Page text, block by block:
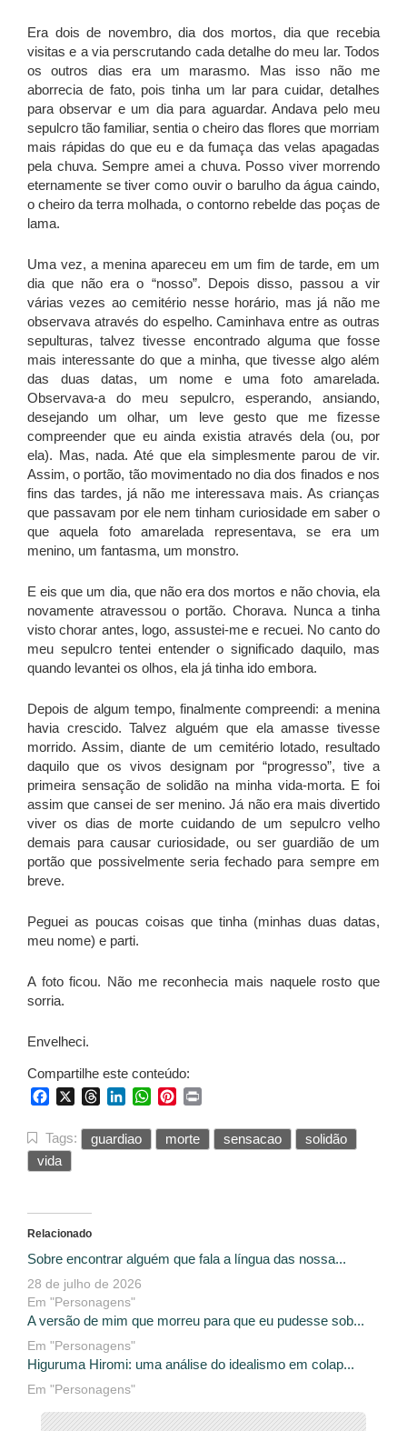
Era dois de novembro, dia dos mortos, dia que recebia
visitas e a via perscrutando cada detalhe do meu lar. Todos
os outros dias era um marasmo. Mas isso não me
aborrecia de fato, pois tinha um lar para cuidar, detalhes
para observar e um dia para aguardar. Andava pelo meu
sepulcro tão familiar, sentia o cheiro das flores que morriam
mais rápidas do que eu e da fumaça das velas apagadas
pela chuva. Sempre amei a chuva. Posso viver morrendo
eternamente se tiver como ouvir o barulho da água caindo,
o cheiro da terra molhada, o contorno rebelde das poças de
lama.
Uma vez, a menina apareceu em um fim de tarde, em um
dia que não era o “nosso”. Depois disso, passou a vir
várias vezes ao cemitério nesse horário, mas já não me
observava através do espelho. Caminhava entre as outras
sepulturas, talvez tivesse encontrado alguma que fosse
mais interessante do que a minha, que tivesse algo além
das duas datas, um nome e uma foto amarelada.
Observava-a do meu sepulcro, esperando, ansiando,
desejando um olhar, um leve gesto que me fizesse
compreender que eu ainda existia através dela (ou, por
ela). Mas, nada. Até que ela simplesmente parou de vir.
Assim, o portão, tão movimentado no dia dos finados e nos
fins das tardes, já não me interessava mais. As crianças
que passavam por ele nem tinham curiosidade em saber o
que aquela foto amarelada representava, se era um
menino, um fantasma, um monstro.
E eis que um dia, que não era dos mortos e não chovia, ela
novamente atravessou o portão. Chorava. Nunca a tinha
visto chorar antes, logo, assustei-me e recuei. No canto do
meu sepulcro tentei entender o significado daquilo, mas
quando levantei os olhos, ela já tinha ido embora.
Depois de algum tempo, finalmente compreendi: a menina
havia crescido. Talvez alguém que ela amasse tivesse
morrido. Assim, diante de um cemitério lotado, resultado
daquilo que os vivos designam por “progresso”, tive a
primeira sensação de solidão na minha vida-morta. E foi
assim que cansei de ser menino. Já não era mais divertido
viver os dias de morte cuidando de um sepulcro velho
demais para causar curiosidade, ou ser guardião de um
portão que possivelmente seria fechado para sempre em
breve.
Peguei as poucas coisas que tinha (minhas duas datas,
meu nome) e parti.
A foto ficou. Não me reconhecia mais naquele rosto que
sorria.
Envelheci.
Compartilhe este conteúdo:
FacebookThreadsLinkedInWhatsApp
Pinterest
Tags: guardiao morte sensacao
solidão
vida
Relacionado
Sobre encontrar alguém que fala a língua das nossa...
28 de julho de 2026
Em "Personagens"
A versão de mim que morreu para que eu pudesse sob...
Em "Personagens"
Higuruma Hiromi: uma análise do idealismo em colap...
Em "Personagens"